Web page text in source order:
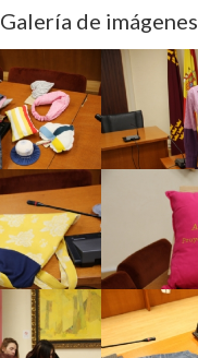
Galería de imágenes